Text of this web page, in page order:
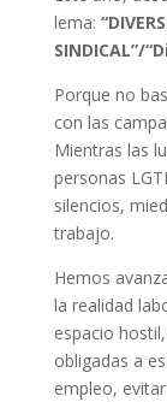
lema:
SINDICAL”/
Porque no
con las
Mientras las
personas
silencios,
trabajo.
Hemos
la realidad
espacio
obligadas a
empleo,